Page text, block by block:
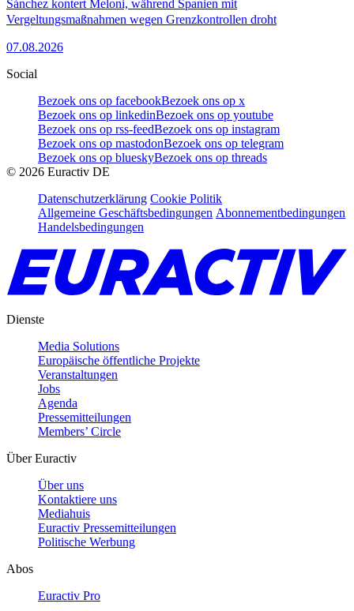
Sánchez kontert Meloni, während Spanien mit
Vergeltungsmaßnahmen wegen Grenzkontrollen droht
07.08.2026
Social
Bezoek ons op facebookBezoek ons op x
Bezoek ons op linkedinBezoek ons op youtube
Bezoek ons op rss-feedBezoek ons op instagram
Bezoek ons op mastodonBezoek ons op telegram
Bezoek ons op blueskyBezoek ons op threads
© 2026 Euractiv DE
Datenschutzerklärung Cookie Politik
Allgemeine Geschäftsbedingungen Abonnementbedingungen
Handelsbedingungen
Dienste
Media Solutions
Europäische öffentliche Projekte
Veranstaltungen
Jobs
Agenda
Pressemitteilungen
Members’ Circle
Über Euractiv
Über uns
Kontaktiere uns
Mediahuis
Euractiv Pressemitteilungen
Politische Werbung
Abos
Euractiv Pro